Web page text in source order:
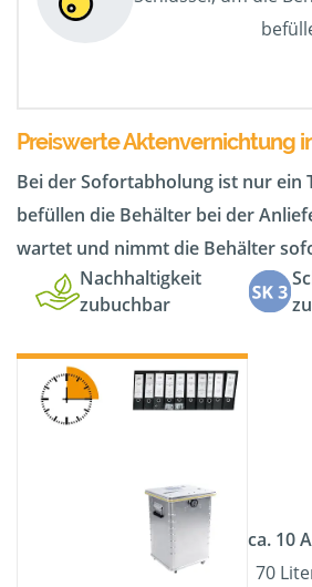
Preiswerte Aktenvernichtung
Bei der Sofortabholung ist nur ein
befüllen die Behälter bei der
wartet und nimmt die Behälter
Nachhaltigkeit
zubuchbar
ca. 10
70